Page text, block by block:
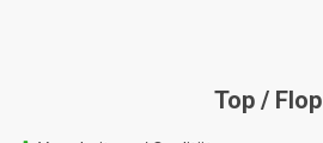
Top / Flop